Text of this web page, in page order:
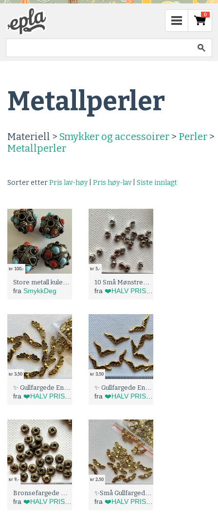
0
Metallperler
Materiell > Smykker og accessoirer > Perler >
Metallperler
Sorter etterPris lav-høy| Pris høy-lav| Siste innlagt
kr 100,-
fra SmykkDeg
kr 5,-
fra ❤️HALV PRIS I BLÅBÆRTUA :)
kr 3,50
fra ❤️HALV PRIS I BLÅBÆRTUA :)
kr 3,50
fra ❤️HALV PRIS I BLÅBÆRTUA :)
kr 9,-
fra ❤️HALV PRIS I BLÅBÆRTUA :)
kr 2,50
fra ❤️HALV PRIS I BLÅBÆRTUA :)